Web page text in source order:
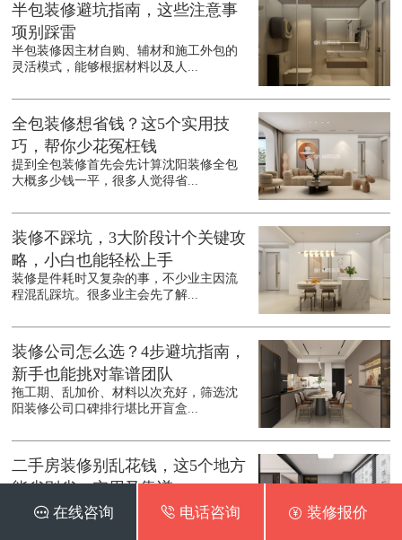
半包装修避坑指南，这些注意事
项别踩雷
半包装修因主材自购、辅材和施工外包的
灵活模式，能够根据材料以及人...
全包装修想省钱？这5个实用技
巧，帮你少花冤枉钱
提到全包装修首先会先计算沈阳装修全包
大概多少钱一平，很多人觉得省...
装修不踩坑，3大阶段计个关键攻
略，小白也能轻松上手
装修是件耗时又复杂的事，不少业主因流
程混乱踩坑。很多业主会先了解...
装修公司怎么选？4步避坑指南，
新手也能挑对靠谱团队
拖工期、乱加价、材料以次充好，筛选沈
阳装修公司口碑排行堪比开盲盒...
二手房装修别乱花钱，这5个地方
能省则省，实用又靠谱
不少人入手二手房后，总想着彻底翻新，
结果预算一路飙升。其实沈阳二...
 在线咨询  电话咨询  装修报价